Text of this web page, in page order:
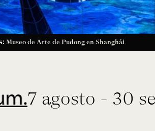
Museo de Arte de Pudong en Shanghái
- 30